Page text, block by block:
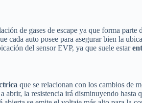
de gases de escape ya que forma
cada auto posee para asegurar bien la
del sensor EVP, ya que suele estar
que se relacionan con los cambios de
abrir, la resistencia irá disminuyendo